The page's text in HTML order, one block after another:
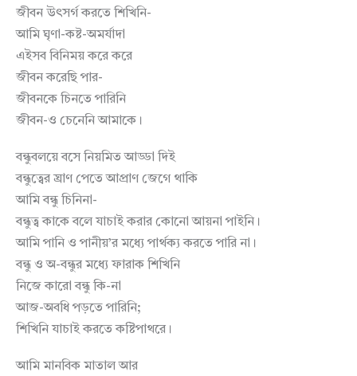
জীবন উৎসর্গ করতে শিখিনি-
আমি ঘৃণা-কষ্ট-অমর্যাদা
এইসব বিনিময় করে করে
জীবন করেছি পার-
জীবনকে চিনতে পারিনি
জীবন-ও চেনেনি আমাকে।
বন্ধুবলয়ে বসে নিয়মিত আড্ডা দিই
বন্ধুত্বের ঘ্রাণ পেতে আপ্রাণ জেগে থাকি
আমি বন্ধু চিনিনা-
বন্ধুত্ব কাকে বলে যাচাই করার কোনো আয়না পাইনি।
আমি পানি ও পানীয়’র মধ্যে পার্থক্য করতে পারি না।
বন্ধু ও অ-বন্ধুর মধ্যে ফারাক শিখিনি
নিজে কারো বন্ধু কি-না
আজ-অবধি পড়তে পারিনি;
শিখিনি যাচাই করতে কষ্টিপাথরে।
আমি মানবিক মাতাল আর